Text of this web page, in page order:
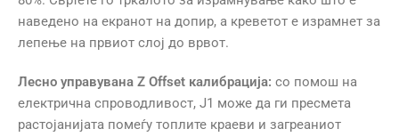
наведено на екранот на допир, а креветот е израмнет за
лепење на првиот слој до врвот.
Лесно управувана Z Offset калибрација: со помош на
електрична спроводливост, J1 може да ги пресмета
растојанијата помеѓу топлите краеви и загреаниот